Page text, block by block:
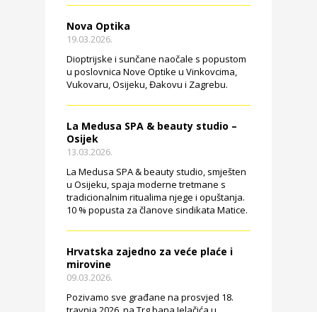
Nova Optika
19.03.2026.
Dioptrijske i sunčane naočale s popustom
u poslovnica Nove Optike u Vinkovcima,
Vukovaru, Osijeku, Đakovu i Zagrebu.
La Medusa SPA & beauty studio –
Osijek
13.03.2026.
La Medusa SPA & beauty studio, smješten
u Osijeku, spaja moderne tretmane s
tradicionalnim ritualima njege i opuštanja.
10 % popusta za članove sindikata Matice.
Hrvatska zajedno za veće plaće i
mirovine
09.03.2026.
Pozivamo sve građane na prosvjed 18.